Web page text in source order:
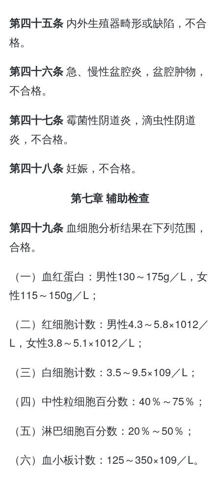
第四十五条 内外生殖器畸形或缺陷，不合
格。
第四十六条急、慢性盆腔炎，盆腔肿物，
不合格。
第四十七条霉菌性阴道炎，滴虫性阴道
炎，不合格。
第四十八条妊娠，不合格。
第七章 辅助检查
第四十九条血细胞分析结果在下列范围，
合格。
（一）血红蛋白：男性130～175g／L，女
性115～150g／L；
（二）红细胞计数：男性4.3～5.8×1012／
L，女性3.8～5.1×1012／L；
（三）白细胞计数：3.5～9.5×109／L；
（四）中性粒细胞百分数：40％～75％；
（五）淋巴细胞百分数：20％～50％；
（六）血小板计数：125～350×109／L。